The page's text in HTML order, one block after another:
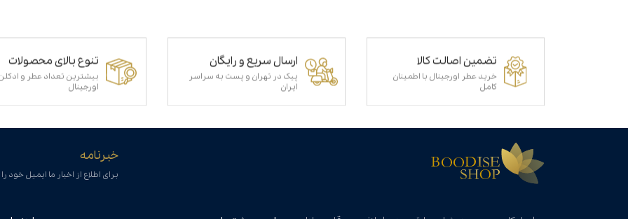
تضمین اصالت کالا
خرید عطر اورجینال با اطمینان
کامل
ارسال سریع و رایگان
پیک در تهران و پست به سراسر
ایران
تنوع بالای محصولات
بیشترین تعداد عطر و
اورجینال
خبرنامه
برای اطلاع از اخبار ما ایمیل خود